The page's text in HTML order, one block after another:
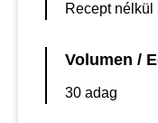
Recept nélkül
Volumen /
30 adag